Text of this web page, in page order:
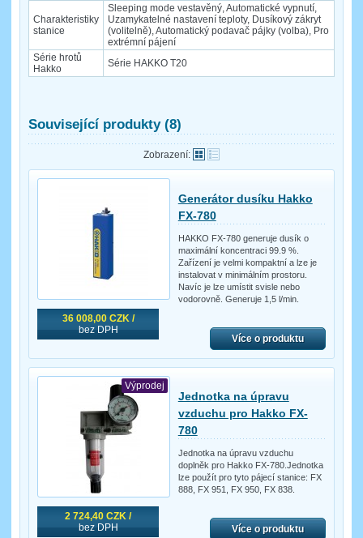
Charakteristiky
stanice
Sleeping mode vestavěný, Automatické vypnutí,
Uzamykatelné nastavení teploty, Dusíkový zákryt
(volitelně), Automatický podavač pájky (volba), Pro
extrémní pájení
Série hrotů
Hakko
Série HAKKO T20
Související produkty (8)
Zobrazení:
36 008,00 CZK /
bez DPH
Generátor dusíku Hakko
FX-780
HAKKO FX-780 generuje dusík o
maximální koncentraci 99.9 %.
Zařízení je velmi kompaktní a lze je
instalovat v minimálním prostoru.
Navíc je lze umístit svisle nebo
vodorovně. Generuje 1,5 l/min.
Více o produktu
Výprodej
2 724,40 CZK /
bez DPH
Jednotka na úpravu
vzduchu pro Hakko FX-
780
Jednotka na úpravu vzduchu
doplněk pro Hakko FX-780.Jednotka
lze použít pro tyto pájecí stanice: FX
888, FX 951, FX 950, FX 838.
Více o produktu